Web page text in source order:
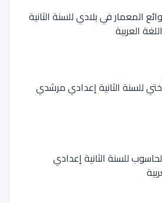
المعمار في بلادي للسنة الثانية
العربية
للسنة الثانية إعدادي مرشدي
للسنة الثانية إعدادي